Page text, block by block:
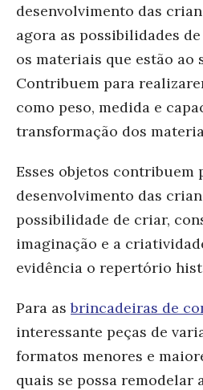
desenvolvimento das
agora as possibilidades
os materiais que estão ao
Contribuem para
como peso, medida e
transformação dos
Esses objetos contribuem
desenvolvimento das
possibilidade de criar,
imaginação e a
evidência o repertório
Para asbrincadeiras de
interessante peças de
formatos menores e
quais se possa remodelar